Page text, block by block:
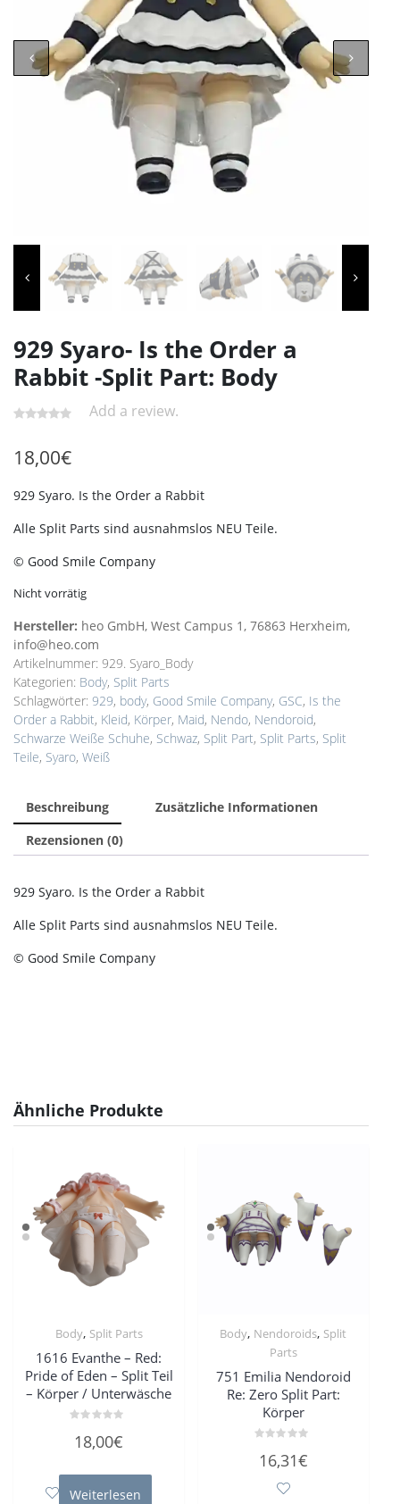
929 Syaro- Is the Order a
Rabbit -Split Part: Body
Add a review.
18,00€
929 Syaro. Is the Order a Rabbit
Alle Split Parts sind ausnahmslos NEU Teile.
© Good Smile Company
Nicht vorrätig
Hersteller: heo GmbH, West Campus 1, 76863 Herxheim,
info@heo.com
Artikelnummer: 929. Syaro_Body
Kategorien: Body, Split Parts
Schlagwörter: 929, body, Good Smile Company, GSC, Is the
Order a Rabbit, Kleid, Körper, Maid, Nendo, Nendoroid,
Schwarze Weiße Schuhe, Schwaz, Split Part, Split Parts, Split
Teile, Syaro, Weiß
Beschreibung
Zusätzliche Informationen
Rezensionen (0)
929 Syaro. Is the Order a Rabbit
Alle Split Parts sind ausnahmslos NEU Teile.
© Good Smile Company
Ähnliche Produkte
Body, Split Parts
1616 Evanthe – Red:
Pride of Eden – Split Teil
– Körper / Unterwäsche
mit
5
18,00€
Weiterlesen
Body, Nendoroids, Split
Parts
751 Emilia Nendoroid
Re: Zero Split Part:
Körper
mit
16,31€